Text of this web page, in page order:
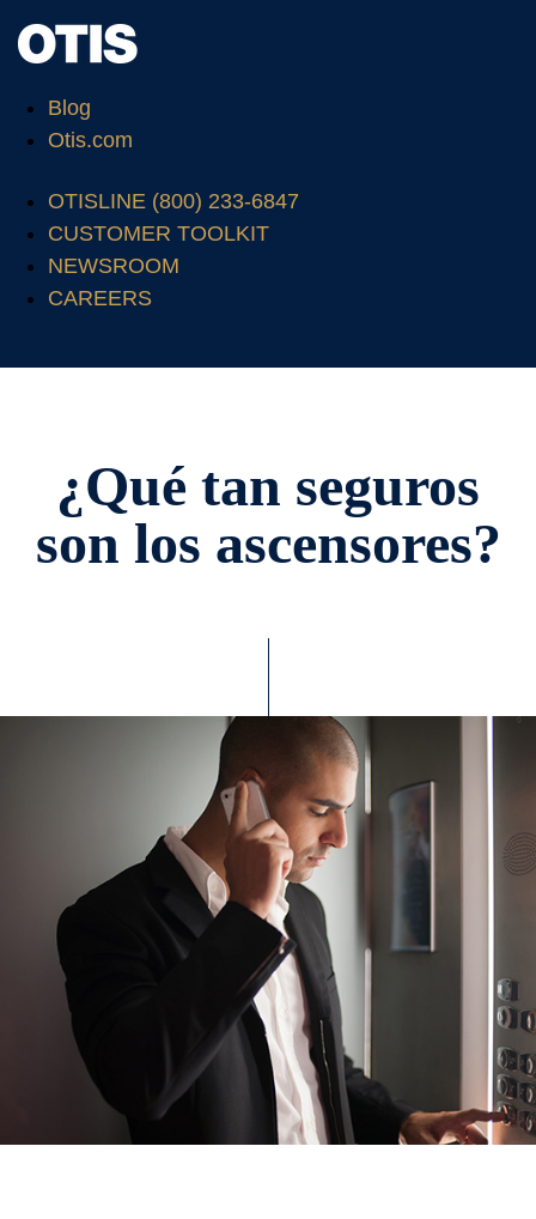
Blog
Otis.com
OTISLINE (800) 233-6847
CUSTOMER TOOLKIT
NEWSROOM
CAREERS
¿Qué tan seguros
son los ascensores?